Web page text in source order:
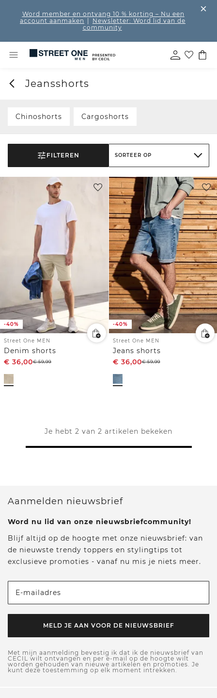
Word member en ontvang 10 % korting – Nu een
account aanmaken
Newsletter: Word lid van de
community
Jeansshorts
Chinoshorts Cargoshorts
FILTEREN SORTEER OP
-40%
Street One MEN
Denim shorts
€ 36,00€59,99
-40%
Street One MEN
Jeans shorts
€ 36,00€59,99
Je hebt 2 van 2 artikelen bekeken
Aanmelden nieuwsbrief
Word nu lid van onze nieuwsbriefcommunity!
Blijf altijd op de hoogte met onze nieuwsbrief: van
de nieuwste trendy toppers en stylingtips tot
exclusieve promoties - vanaf nu mis je niets meer.
E-mailadres
MELD JE AAN VOOR DE NIEUWSBRIEF
Met mijn aanmelding bevestig ik dat ik de nieuwsbrief van
CECIL wilt ontvangen en per e-mail op de hoogte wilt
worden gehouden van nieuwe artikelen en promoties. Je
kunt deze toestemming op elk moment intrekken.